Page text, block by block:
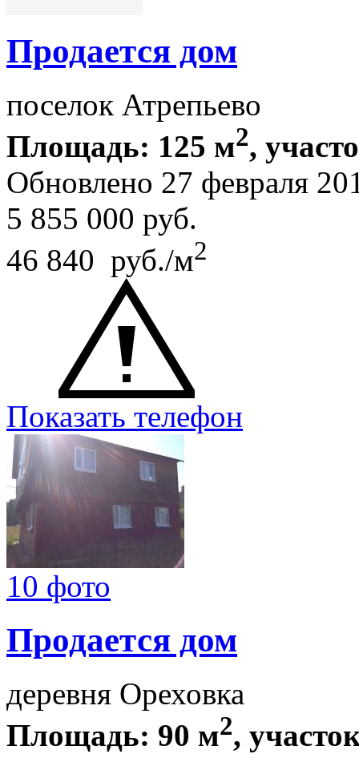
Продается дом
поселок Атрепьево
Площадь: 125 м2,
Обновлено 27 февраля
5 855 000 руб.
46 840 руб./м2
Показать телефон
10 фото
Продается дом
деревня Ореховка
Площадь: 90 м2,